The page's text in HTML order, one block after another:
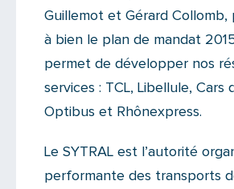
Guillemot et Gérard Collomb,
à bien le plan de mandat
permet de développer nos
services : TCL, Libellule, Cars
Optibus et Rhônexpress.
Le SYTRAL est l’autorité
performante des transports